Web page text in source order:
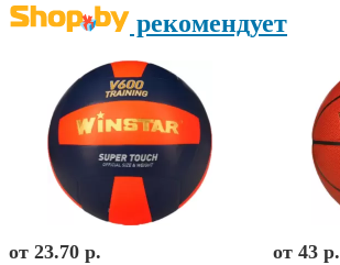
рекомендует
от 23.70 р. от 43 р.